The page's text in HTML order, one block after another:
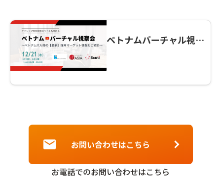
ベトナムバーチャル視察
も紹介～
お電話でのお問い合わせはこちら
お問い合わせはこちら